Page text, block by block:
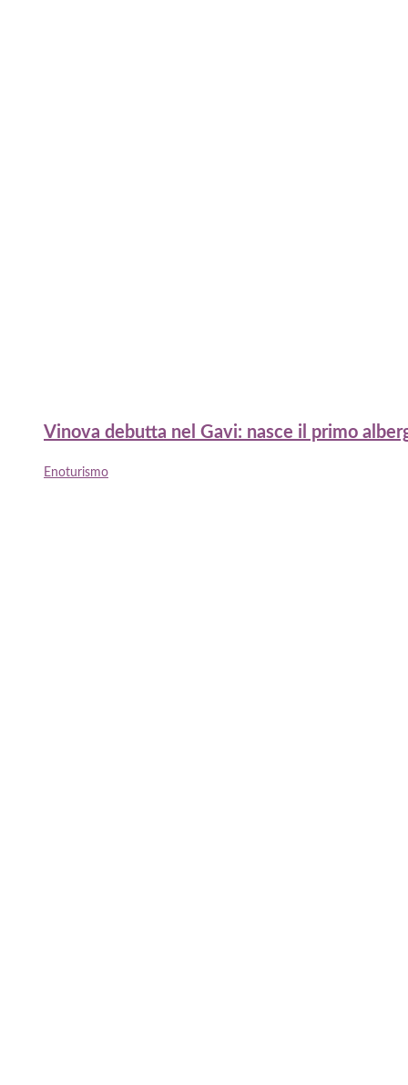
Vinova debutta nel Gavi: nasce il primo
Enoturismo